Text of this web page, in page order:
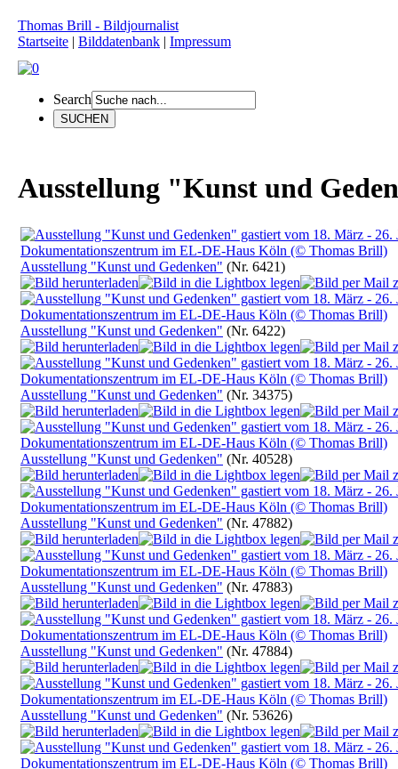
Thomas Brill - Bildjournalist
Startseite | Bilddatenbank | Impressum
Search
Ausstellung "Kunst und
Ausstellung "Kunst und Gedenken" (Nr. 6421)
Ausstellung "Kunst und Gedenken" (Nr. 6422)
Ausstellung "Kunst und Gedenken" (Nr. 34375)
Ausstellung "Kunst und Gedenken" (Nr. 40528)
Ausstellung "Kunst und Gedenken" (Nr. 47882)
Ausstellung "Kunst und Gedenken" (Nr. 47883)
Ausstellung "Kunst und Gedenken" (Nr. 47884)
Ausstellung "Kunst und Gedenken" (Nr. 53626)